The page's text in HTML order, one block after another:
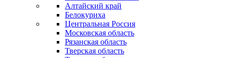
Алтайский край
Белокуриха
Центральная Россия
Московская область
Рязанская область
Тверская область